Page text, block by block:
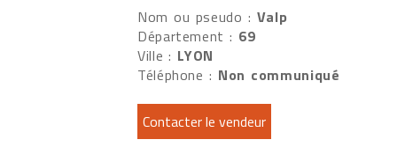
Nom ou pseudo : Valp
Département : 69
Ville : LYON
Téléphone : Non communiqué